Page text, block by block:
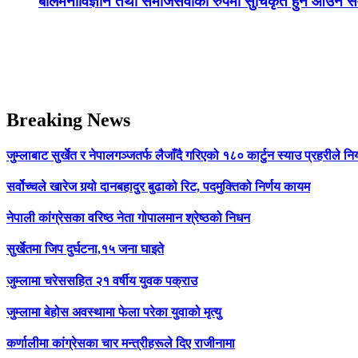
Breaking News
जुम्लाबाट सुर्खेत र नेपालगञ्जतर्फ लैजाँदै गरिएको १८० कार्टुन स्याउ प्रहरीले
सर्वोच्चले खारेज गर्‍यो दानबहादुर बुढाको रिट, पदमुक्तिको निर्णय कायम
नेपाली कांग्रेसका वरिष्ठ नेता गोपालमान श्रेष्ठको निधन
सुर्खेतमा जिप दुर्घटना,१५ जना घाइते
जुम्लामा चरेससहित २१ वर्षीय युवक पक्राउ
जुम्लामा बेहोस अवस्थामा फेला परेका युवाको मृत्यु
कर्णालीमा कांग्रेसका चार मन्त्रीहरूले दिए राजीनामा